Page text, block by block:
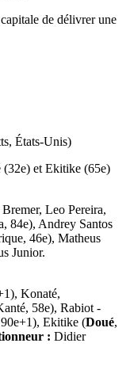
de délivrer une
États-Unis)
et Ekitike (65e)
Leo Pereira,
84e), Andrey Santos
46e), Matheus
Junior.
Konaté,
58e), Rabiot -
Ekitike (Doué,
: Didier